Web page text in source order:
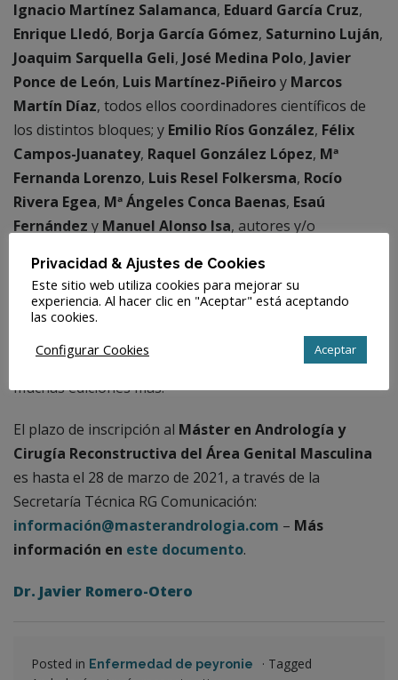
Ignacio Martínez Salamanca, Eduard García Cruz,
Enrique Lledó, Borja García Gómez, Saturnino Luján,
Joaquim Sarquella Geli, José Medina Polo, Javier
Ponce de León, Luis Martínez-Piñeiroy Marcos
Martín Díaz, todos ellos coordinadores científicos de
los distintos bloques; y Emilio Ríos González, Félix
Campos-Juanatey, Raquel González López, Mª
Fernanda Lorenzo, Luis Resel Folkersma, Rocío
Rivera Egea, Mª Ángeles Conca Baenas, Esaú
Fernández y Manuel Alonso Isa, autores y/o
el contenido.
Desde aquí, agradezco enormemente a todos ellos la
colaboración y dedicación para hacer posible la primera
edición de este máster, convencido de que le seguirán
muchas ediciones más.
El plazo de inscripción al Máster en Andrología y
Cirugía Reconstructiva del Área Genital Masculina
es hasta el 28 de marzo de 2021, a través de la
Secretaría Técnica RG Comunicación:
información@masterandrologia.com – Más
información en este documento.
Dr. Javier Romero-Otero
Posted in Enfermedad de peyronie · Tagged
Privacidad & Ajustes de Cookies
Este sitio web utiliza cookies para mejorar su
experiencia. Al hacer clic en "Aceptar" está aceptando
las cookies.
Configurar Cookies
Aceptar